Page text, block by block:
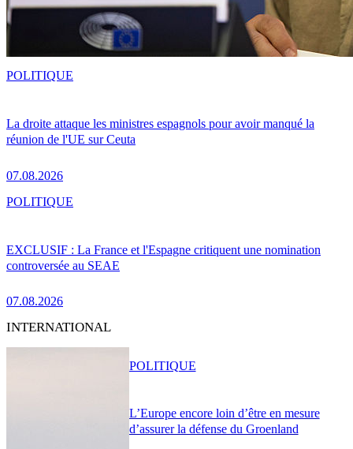
La droite attaque les ministres espagnols pour avoir manqué la
réunion de l'UE sur Ceuta
07.08.2026
POLITIQUE
EXCLUSIF : La France et l'Espagne critiquent une nomination
controversée au SEAE
07.08.2026
POLITIQUE
INTERNATIONAL
L’Europe encore loin d’être en mesure
d’assurer la défense du Groenland
POLITIQUE